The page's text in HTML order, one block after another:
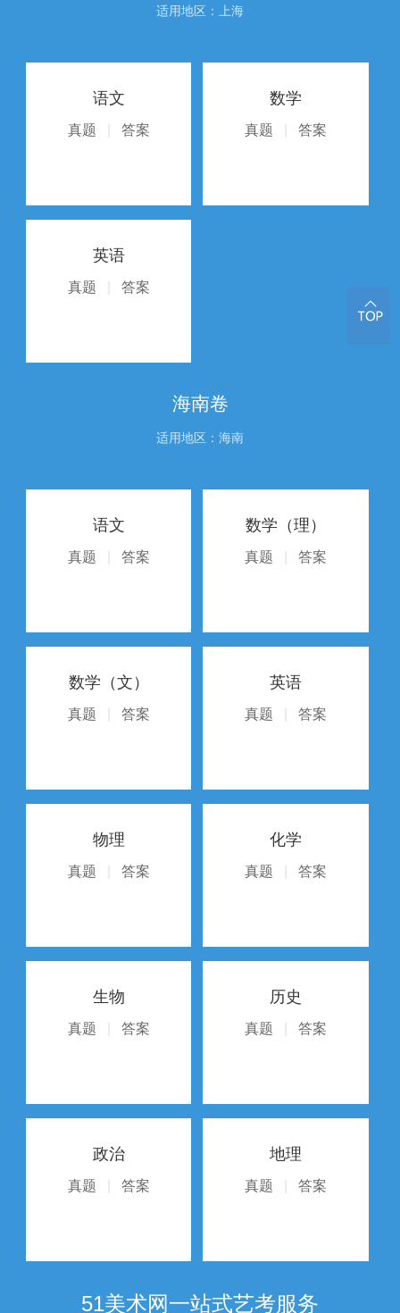
适用地区：上海
语文
真题 答案
数学
真题 答案
英语
真题 答案
海南卷
适用地区：海南
语文
真题 答案
数学（理）
真题 答案
数学（文）
真题 答案
英语
真题 答案
物理
真题 答案
化学
真题 答案
生物
真题 答案
历史
真题 答案
政治
真题 答案
地理
真题 答案
51美术网一站式艺考服务